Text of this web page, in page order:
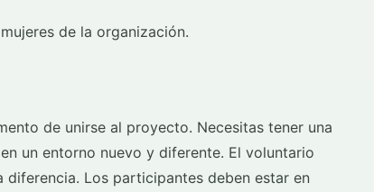
de la organización.
de unirse al proyecto. Necesitas tener una
un entorno nuevo y diferente. El voluntario
Los participantes deben estar en